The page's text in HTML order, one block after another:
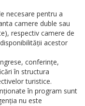
necesare pentru a
camere duble sau
respectiv camere de
acestor
conferințe,
în structura
turistice.
în program sunt
nu este